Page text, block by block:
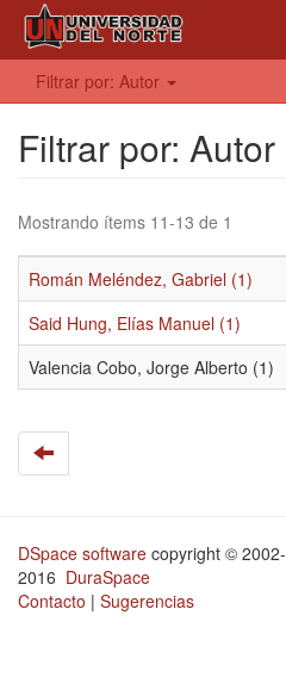
Filtrar por: Autor
Filtrar por: Autor
Mostrando ítems 11-13 de 1
Román Meléndez, Gabriel (1)
Said Hung, Elías Manuel (1)
Valencia Cobo, Jorge Alberto (1)
DSpace software copyright © 2002-
2016 DuraSpace
Contacto | Sugerencias